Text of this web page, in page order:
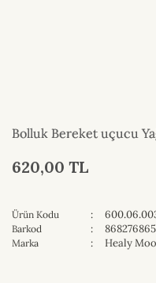
Bolluk Bereket uçucu
620,00 TL
Ürün Kodu :
Barkod :
Marka : Healy